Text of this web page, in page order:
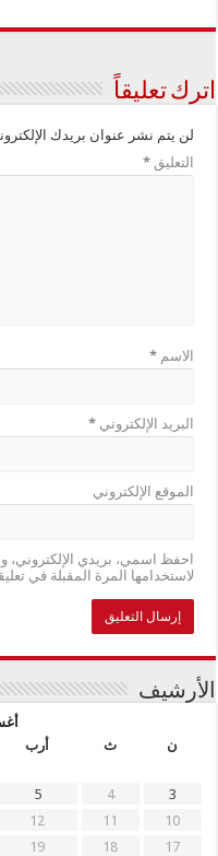
اترك تعليقاً
لن يتم نشر عنوان بريدك
التعليق*
الاسم*
البريد الإلكتروني*
الموقع الإلكتروني
احفظ اسمي، بريدي الإلكتروني،
لاستخدامها المرة المقبلة في
الأرشيف
ن
ث أرب
3
4
5
10
11
12
17
18
19